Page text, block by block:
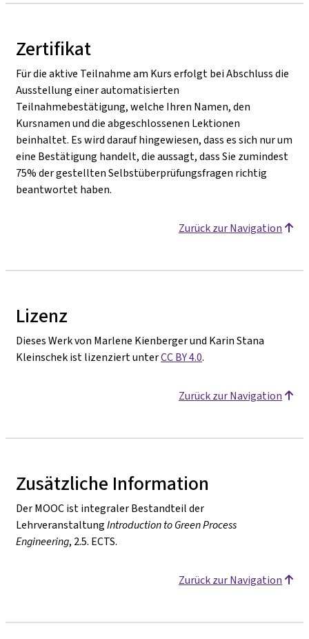
Zertifikat
Für die aktive Teilnahme am Kurs erfolgt bei Abschluss die
Ausstellung einer automatisierten
Teilnahmebestätigung, welche Ihren Namen, den
Kursnamen und die abgeschlossenen Lektionen
beinhaltet. Es wird darauf hingewiesen, dass es sich nur um
eine Bestätigung handelt, die aussagt, dass Sie zumindest
75% der gestellten Selbstüberprüfungsfragen richtig
beantwortet haben.
Zurück zur Navigation
Lizenz
Dieses Werk von Marlene Kienberger und Karin Stana
Kleinschek ist lizenziert unterCC BY 4.0.
Zurück zur Navigation
Zusätzliche Information
Der MOOC ist integraler Bestandteil der
LehrveranstaltungIntroduction to Green Process
Engineering, 2.5. ECTS.
Zurück zur Navigation